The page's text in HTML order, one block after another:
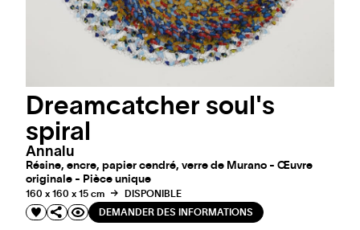
Dreamcatcher soul's
spiral
Annalu
Résine, encre, papier cendré, verre de Murano - Œuvre
originale - Pièce unique
160 x 160 x 15 cm
DISPONIBLE
DEMANDER DES INFORMATIONS